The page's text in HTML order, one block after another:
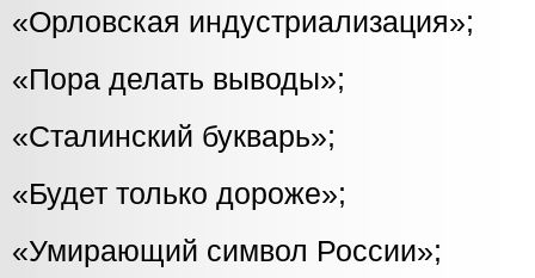
«Орловская индустриализация»;
«Пора делать выводы»;
«Сталинский букварь»;
«Будет только дороже»;
«Умирающий символ России»;